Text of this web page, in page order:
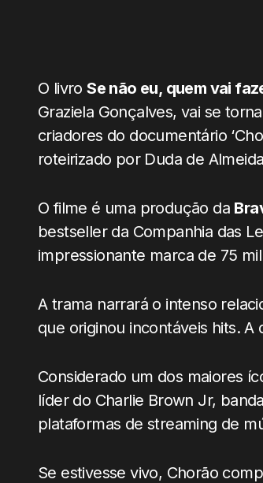
O livroSe não eu, quem vai
Graziela Gonçalves, vai se
criadores do documentário
roteirizado por Duda de
O filme é uma produção da
bestseller da Companhia das
impressionante marca de 75
A trama narrará o intenso
que originou incontáveis hits.
Considerado um dos maiores
líder do Charlie Brown Jr,
plataformas de streaming de
Se estivesse vivo, Chorão